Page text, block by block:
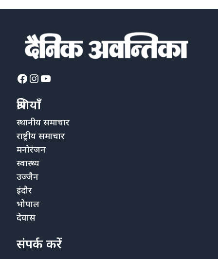
Facebook
Instagram
YouTube
श्रेणियाँ
स्थानीय समाचार
राष्ट्रीय समाचार
मनोरंजन
स्वास्थ्य
उज्जैन
इंदौर
भोपाल
देवास
संपर्क करें